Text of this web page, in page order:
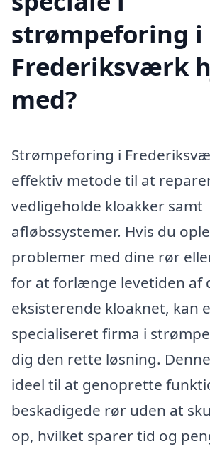
strømpeforing i
Frederiksværk
med?
Strømpeforing i
effektiv metode til at
vedligeholde kloakker samt
afløbssystemer. Hvis du
problemer med dine rør
for at forlænge levetiden af
eksisterende kloaknet, kan
specialiseret firma i
dig den rette løsning.
ideel til at genoprette
beskadigede rør uden at
op, hvilket sparer tid og